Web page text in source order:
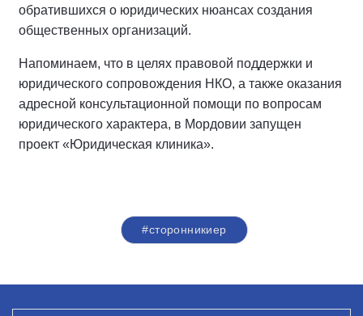
обратившихся о юридических нюансах создания
общественных организаций.
Напоминаем, что в целях правовой поддержки и
юридического сопровождения НКО, а также оказания
адресной консультационной помощи по вопросам
юридического характера, в Мордовии запущен
проект «Юридическая клиника».
#сторонникиер